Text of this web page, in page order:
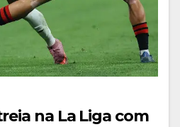
na La Liga com